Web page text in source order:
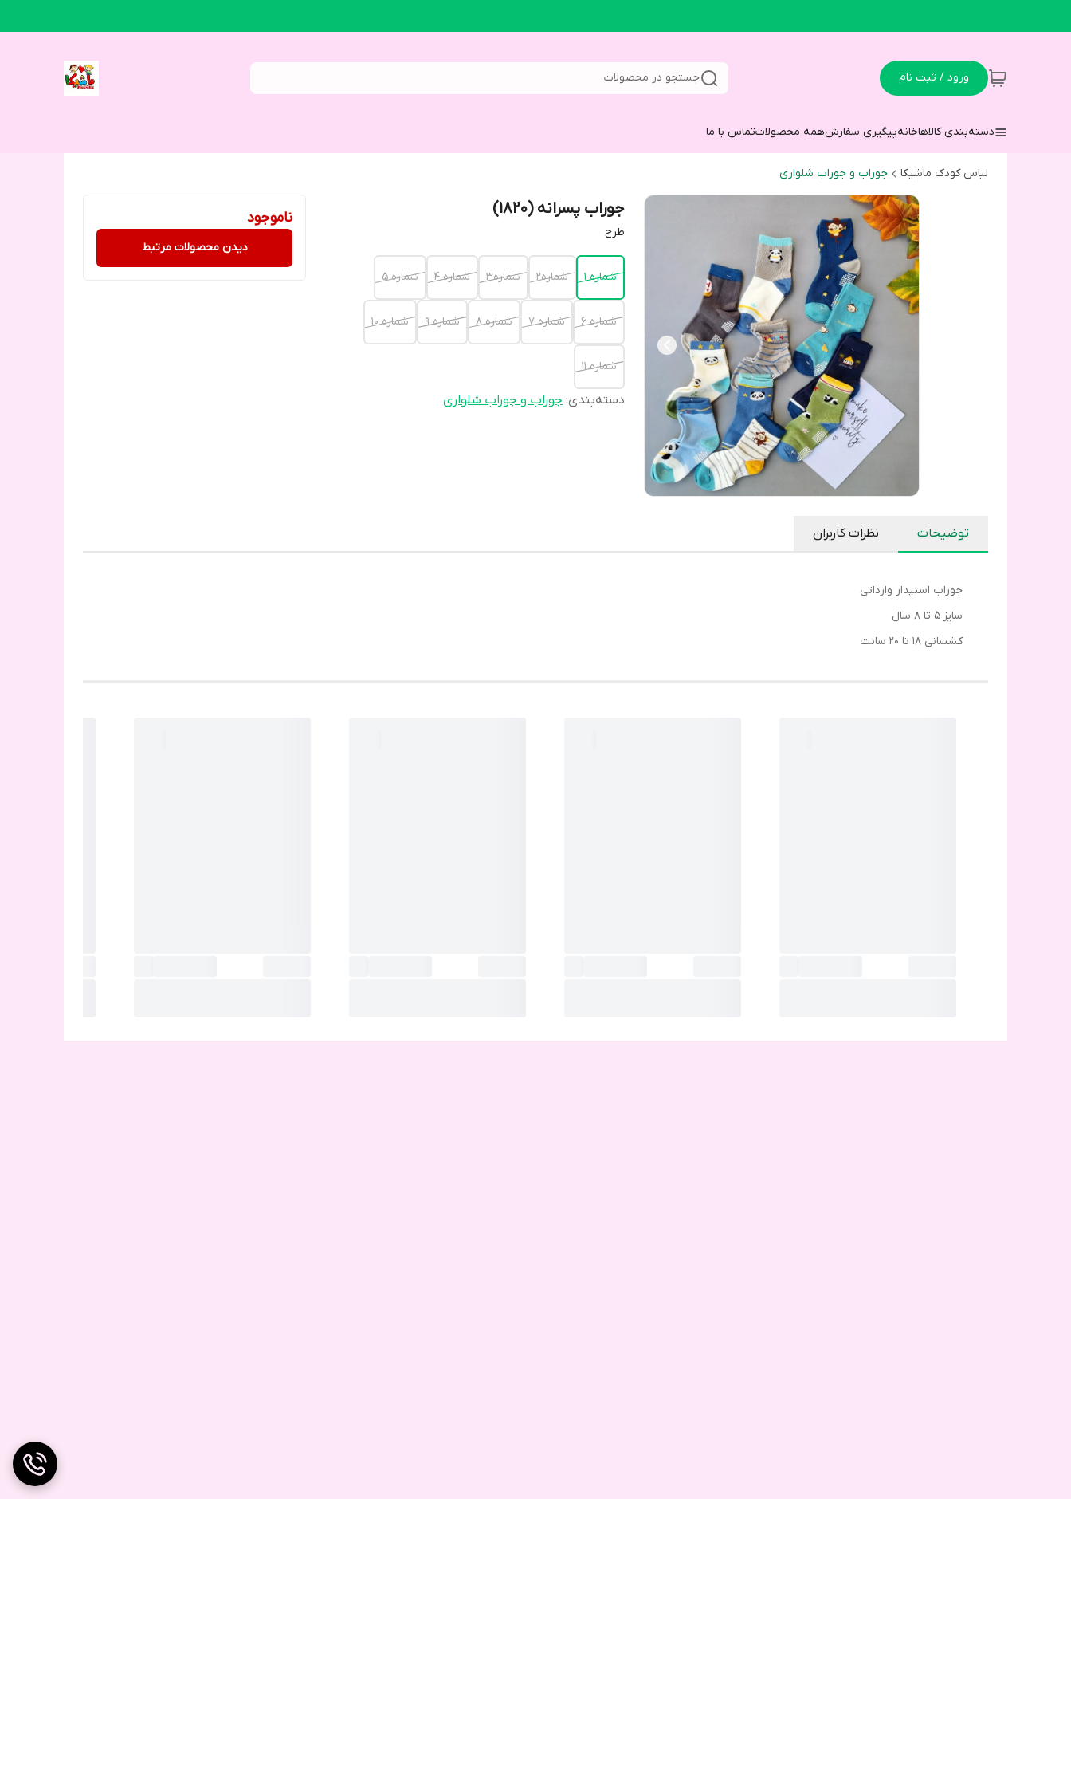
ورود / ثبت نام جستجو در محصولات
دسته‌بندی کالاهاخانهپیگیری سفارشهمه محصولاتتماس با ما
لباس کودک ماشیکا جوراب و جوراب شلواری
جوراب پسرانه (1820)
طرح
شماره 1 شماره2 شماره3 شماره 4 شماره 5
شماره 6 شماره 7 شماره 8 شماره 9 شماره 10
شماره 11
دسته‌بندی:جوراب و جوراب شلواری
ناموجود
دیدن محصولات مرتبط
توضیحات نظرات کاربران
جوراب استپدار وارداتی
سایز ۵ تا ۸ سال
کشسانی ۱۸ تا ۲۰ سانت